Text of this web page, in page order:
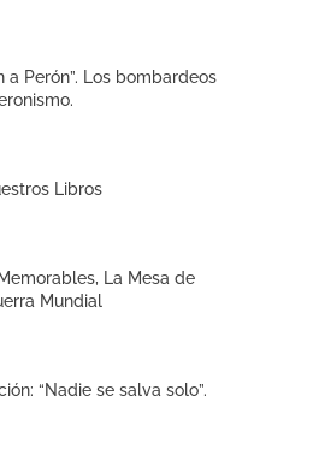
a Perón”. Los bombardeos
Libros
La Mesa de
Mundial
“Nadie se salva solo”.